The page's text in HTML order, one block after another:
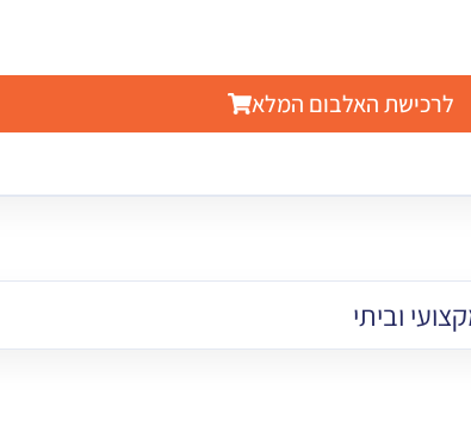
לרכישת האלבום המלא
וביתי